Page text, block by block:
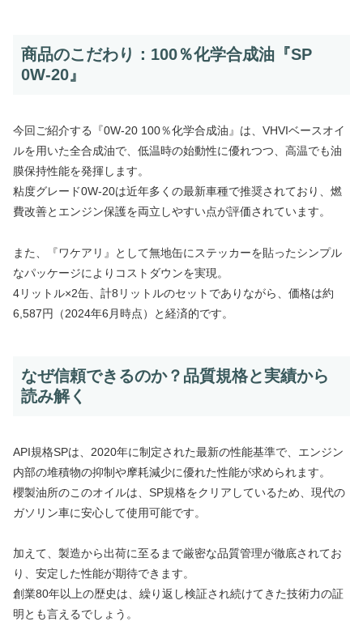
商品のこだわり：100％化学合成油『SP
0W-20』
今回ご紹介する『0W-20 100％化学合成油』は、VHVIベースオイ
ルを用いた全合成油で、低温時の始動性に優れつつ、高温でも油
膜保持性能を発揮します。
粘度グレード0W-20は近年多くの最新車種で推奨されており、燃
費改善とエンジン保護を両立しやすい点が評価されています。
また、『ワケアリ』として無地缶にステッカーを貼ったシンプル
なパッケージによりコストダウンを実現。
4リットル×2缶、計8リットルのセットでありながら、価格は約
6,587円（2024年6月時点）と経済的です。
なぜ信頼できるのか？品質規格と実績から
読み解く
API規格SPは、2020年に制定された最新の性能基準で、エンジン
内部の堆積物の抑制や摩耗減少に優れた性能が求められます。
櫻製油所のこのオイルは、SP規格をクリアしているため、現代の
ガソリン車に安心して使用可能です。
加えて、製造から出荷に至るまで厳密な品質管理が徹底されてお
り、安定した性能が期待できます。
創業80年以上の歴史は、繰り返し検証され続けてきた技術力の証
明とも言えるでしょう。